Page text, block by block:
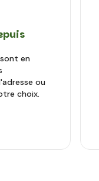
en
ou
choix.